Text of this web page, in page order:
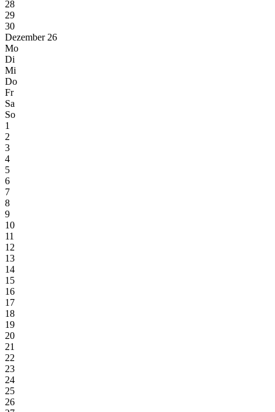
28
29
30
Dezember 26
Mo
Di
Mi
Do
Fr
Sa
So
1
2
3
4
5
6
7
8
9
10
11
12
13
14
15
16
17
18
19
20
21
22
23
24
25
26